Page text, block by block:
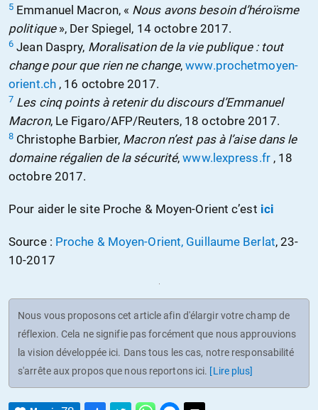
5 Emmanuel Macron, « Nous avons besoin d’héroïsme
politique», Der Spiegel, 14 octobre 2017.
6 Jean Daspry, Moralisation de la vie publique : tout
change pour que rien ne change,www.prochetmoyen-
orient.ch, 16 octobre 2017.
7 Les cinq points à retenir du discours d’Emmanuel
Macron, Le Figaro/AFP/Reuters, 18 octobre 2017.
8 Christophe Barbier, Macron n’est pas à l’aise dans le
domaine régalien de la sécurité,www.lexpress.fr, 18
octobre 2017.
Pour aider le site Proche & Moyen-Orient c’est ici
Source : Proche & Moyen-Orient, Guillaume Berlat, 23-
10-2017
Nous vous proposons cet article afin d'élargir votre champ de
réflexion. Cela ne signifie pas forcément que nous approuvions
la vision développée ici. Dans tous les cas, notre responsabilité
s'arrête aux propos que nous reportons ici. [Lire plus]